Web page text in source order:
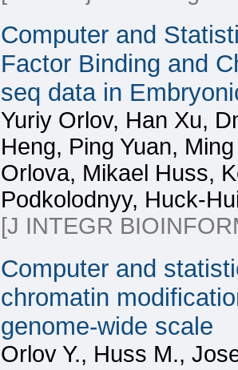
Computer and
Factor Binding and
seq data in
Yuriy Orlov, Han Xu,
Heng, Ping Yuan,
Orlova, Mikael Huss,
Podkolodnyy, Huck-
[J INTEGR
Computer and
chromatin
genome-wide scale
Orlov Y., Huss M.,